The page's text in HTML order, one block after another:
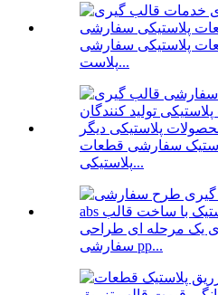
پلاستیکی سفارشی
پلاست...
سفارشی قطعات
پلاستیکی...
یک مرحله ای طراحی
سفارشی pp...